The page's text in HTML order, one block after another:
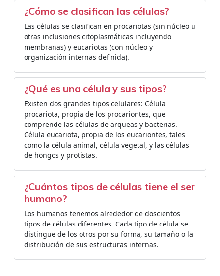
¿Cómo se clasifican las células?
Las células se clasifican en procariotas (sin núcleo u
otras inclusiones citoplasmáticas incluyendo
membranas) y eucariotas (con núcleo y
organización internas definida).
¿Qué es una célula y sus tipos?
Existen dos grandes tipos celulares: Célula
procariota, propia de los procariontes, que
comprende las células de arqueas y bacterias.
Célula eucariota, propia de los eucariontes, tales
como la célula animal, célula vegetal, y las células
de hongos y protistas.
¿Cuántos tipos de células tiene el ser
humano?
Los humanos tenemos alrededor de doscientos
tipos de células diferentes. Cada tipo de célula se
distingue de los otros por su forma, su tamaño o la
distribución de sus estructuras internas.